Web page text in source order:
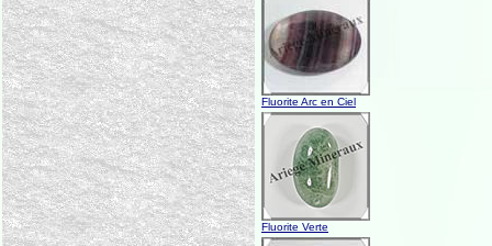
Fluorite Arc en Ciel
Fluorite Verte